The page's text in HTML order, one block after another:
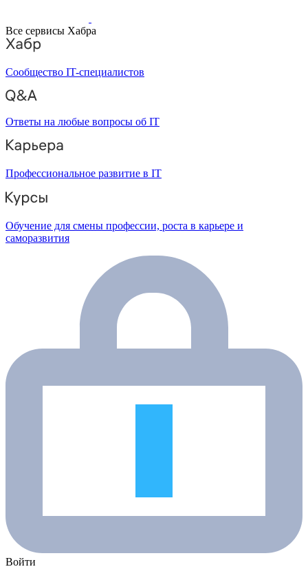
Все сервисы Хабра
Сообщество IT-специалистов
Ответы на любые вопросы об IT
Профессиональное развитие в IT
Обучение для смены профессии, роста в карьере и
саморазвития
Войти